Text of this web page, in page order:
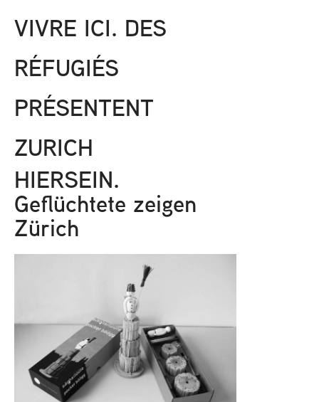
VIVRE ICI. DES
RÉFUGIÉS
PRÉSENTENT
ZURICH
HIERSEIN.
Geflüchtete zeigen
Zürich